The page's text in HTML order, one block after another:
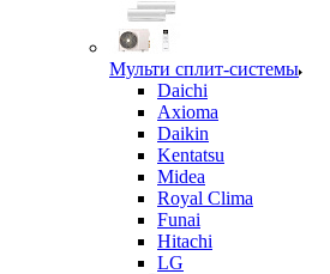
Мульти сплит-системы
Daichi
Axioma
Daikin
Kentatsu
Midea
Royal Clima
Funai
Hitachi
LG